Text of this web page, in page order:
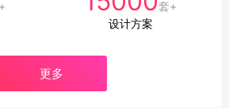
套+
设计方案
更多